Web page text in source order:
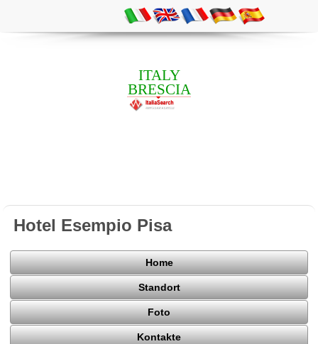
ITALY
BRESCIA
Hotel Esempio Pisa
Home
Standort
Foto
Kontakte